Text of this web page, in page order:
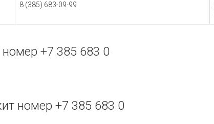
8 (385) 683-09-99
+7 385 683 0
номер +7 385 683 0